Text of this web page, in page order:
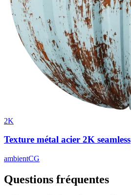
2K
Texture métal acier 2K seamless
ambientCG
Questions fréquentes